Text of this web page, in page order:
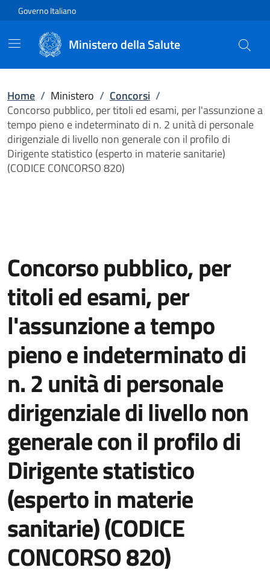
Vai direttamente al contenuto
Governo Italiano
Ministero della Salute
Home / Ministero / Concorsi /
Concorso pubblico, per titoli ed esami, per l'assunzione a
tempo pieno e indeterminato di n. 2 unità di personale
dirigenziale di livello non generale con il profilo di
Dirigente statistico (esperto in materie sanitarie)
(CODICE CONCORSO 820)
Concorso pubblico, per
titoli ed esami, per
l'assunzione a tempo
pieno e indeterminato di
n. 2 unità di personale
dirigenziale di livello non
generale con il profilo di
Dirigente statistico
(esperto in materie
sanitarie) (CODICE
CONCORSO 820)